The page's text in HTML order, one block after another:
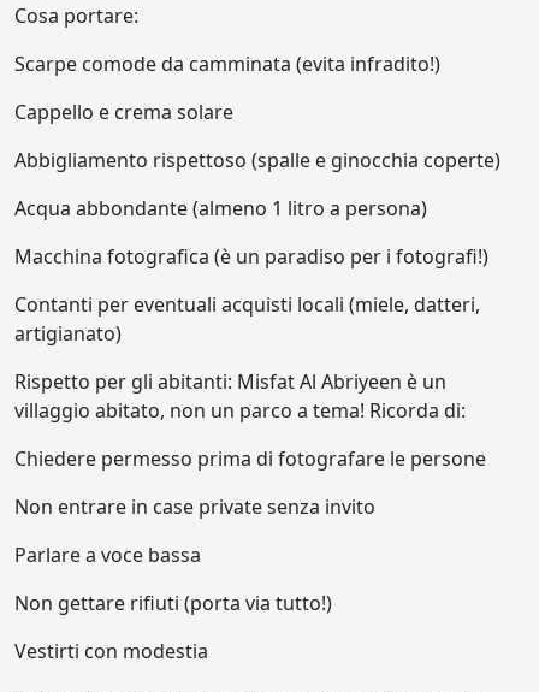
Cosa portare:
Scarpe comode da camminata (evita infradito!)
Cappello e crema solare
Abbigliamento rispettoso (spalle e ginocchia coperte)
Acqua abbondante (almeno 1 litro a persona)
Macchina fotografica (è un paradiso per i fotografi!)
Contanti per eventuali acquisti locali (miele, datteri,
artigianato)
Rispetto per gli abitanti: Misfat Al Abriyeen è un
villaggio abitato, non un parco a tema! Ricorda di:
Chiedere permesso prima di fotografare le persone
Non entrare in case private senza invito
Parlare a voce bassa
Non gettare rifiuti (porta via tutto!)
Vestirti con modestia